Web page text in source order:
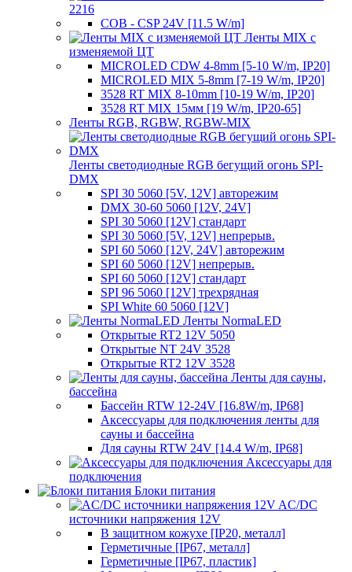
2216
COB - CSP 24V [11.5 W/m]
Ленты MIX с
изменяемой ЦТ
MICROLED CDW 4-8mm [5-10 W/m, IP20]
MICROLED MIX 5-8mm [7-19 W/m, IP20]
3528 RT MIX 8-10mm [10-19 W/m, IP20]
3528 RT MIX 15мм [19 W/m, IP20-65]
Ленты RGB, RGBW, RGBW-MIX
Ленты светодиодные RGB бегущий огонь SPI-
DMX
SPI 30 5060 [5V, 12V] авторежим
DMX 30-60 5060 [12V, 24V]
SPI 30 5060 [12V] стандарт
SPI 30 5060 [5V, 12V] непрерыв.
SPI 60 5060 [12V, 24V] авторежим
SPI 60 5060 [12V] непрерыв.
SPI 60 5060 [12V] стандарт
SPI 96 5060 [12V] трехрядная
SPI White 60 5060 [12V]
Ленты NormaLED
Открытые RT2 12V 5050
Открытые NT 24V 3528
Открытые RT2 12V 3528
Ленты для сауны,
бассейна
Бассейн RTW 12-24V [16.8W/m, IP68]
Аксессуары для подключения ленты для
сауны и бассейна
Для сауны RTW 24V [14.4 W/m, IP68]
Аксессуары для
подключения
Блоки питания
AC/DC
источники напряжения 12V
В защитном кожухе [IP20, металл]
Герметичные [IP67, металл]
Герметичные [IP67, пластик]